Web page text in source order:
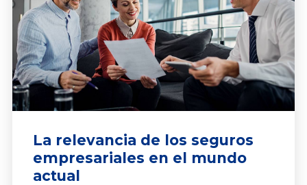
La relevancia de los seguros
empresariales en el mundo
actual